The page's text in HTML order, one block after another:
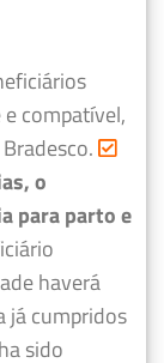
compatível,
o
para parto e
haverá
já cumpridos
sido